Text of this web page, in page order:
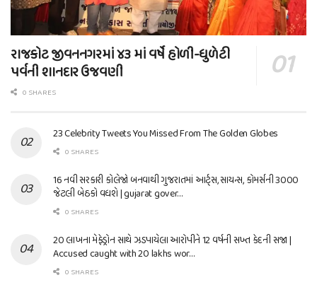
રાજકોટ જીવનનગરમાં ૪૩ માં વર્ષે હોળી-ધુળેટી
પર્વની શાનદાર ઉજવણી
0 SHARES
23 Celebrity Tweets You Missed From The Golden Globes
0 SHARES
16 નવી સરકારી કોલેજો બનવાથી ગુજરાતમાં આર્ટ્સ, સાયન્સ, કોમર્સની 3000
જેટલી બેઠકો વધશે | gujarat gover…
0 SHARES
20 લાખના મેફેડ્રોન સાથે ઝડપાયેલા આરોપીને 12 વર્ષની સખ્ત કેદની સજા |
Accused caught with 20 lakhs wor…
0 SHARES